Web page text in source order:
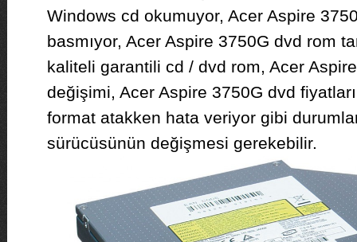
Windows cd okumuyor, Acer Aspire
basmıyor, Acer Aspire 3750G dvd rom
kaliteli garantili cd / dvd rom, Acer
değişimi, Acer Aspire 3750G dvd
format atakken hata veriyor gibi
sürücüsünün değişmesi gerekebilir.